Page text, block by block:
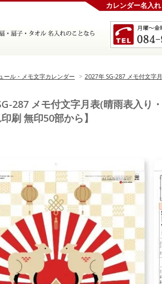
カレンダー名入
ール・メモ文字カレンダー > 2027年 SG-287 メモ付文字
287 メモ付文字月表(晴雨表入り
印刷 無印50部から】